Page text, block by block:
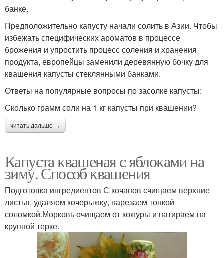
банке.
Предположительно капусту начали солить в Азии. Чтобы
избежать специфических ароматов в процессе
брожения и упростить процесс соления и хранения
продукта, европейцы заменили деревянную бочку для
квашения капусты стеклянными банками.
Ответы на популярные вопросы по засолке капусты:
Сколько грамм соли на 1 кг капусты при квашении?
читать дальше →
Капуста квашеная с яблоками на
зиму. Способ квашения
Подготовка ингредиентов С кочанов счищаем верхние
листья, удаляем кочерыжку, нарезаем тонкой
соломкой.Морковь очищаем от кожуры и натираем на
крупной терке.